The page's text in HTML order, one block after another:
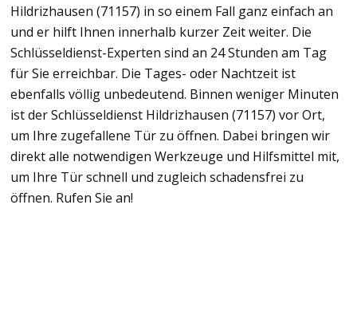
Hildrizhausen (71157) in so einem Fall ganz einfach an
und er hilft Ihnen innerhalb kurzer Zeit weiter. Die
Schlüsseldienst-Experten sind an 24 Stunden am Tag
für Sie erreichbar. Die Tages- oder Nachtzeit ist
ebenfalls völlig unbedeutend. Binnen weniger Minuten
ist der Schlüsseldienst Hildrizhausen (71157) vor Ort,
um Ihre zugefallene Tür zu öffnen. Dabei bringen wir
direkt alle notwendigen Werkzeuge und Hilfsmittel mit,
um Ihre Tür schnell und zugleich schadensfrei zu
öffnen. Rufen Sie an!